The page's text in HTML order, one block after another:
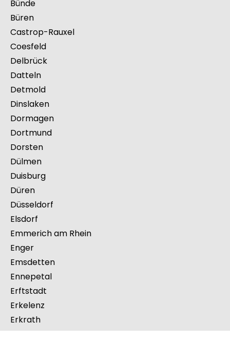
Bornheim
Bottrop
Brühl
Bünde
Büren
Castrop-Rauxel
Coesfeld
Delbrück
Datteln
Detmold
Dinslaken
Dormagen
Dortmund
Dorsten
Dülmen
Duisburg
Düren
Düsseldorf
Elsdorf
Emmerich am Rhein
Enger
Emsdetten
Ennepetal